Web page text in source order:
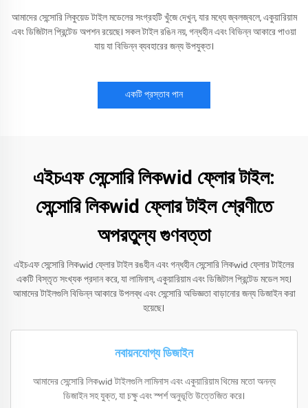
আমাদের সেন্সোরি লিকুয়েড টাইল মডেলের সংগ্রহটি খুঁজে দেখুন, যার মধ্যে জ্বলজ্বলে, একুয়ারিয়াম
এবং ডিজিটাল প্রিন্টেড অপশন রয়েছে। সকল টাইল রঙিন নয়, গন্ধহীন এবং বিভিন্ন আকারে পাওয়া
যায় যা বিভিন্ন ব্যবহারের জন্য উপযুক্ত।
একটি প্রস্তাব পান
এইচএফ সেন্সোরি লিকwid ফ্লোর টাইল:
সেন্সোরি লিকwid ফ্লোর টাইল শ্রেণীতে
অপরতুল্য গুণবত্তা
এইচএফ সেন্সোরি লিকwid ফ্লোর টাইল রঙহীন এবং গন্ধহীন সেন্সোরি লিকwid ফ্লোর টাইলের
একটি বিস্তৃত সংখ্যক প্রদান করে, যা লামিনাস, একুয়ারিয়াম এবং ডিজিটাল প্রিন্টেড মডেল সহ।
আমাদের টাইলগুলি বিভিন্ন আকারে উপলব্ধ এবং সেন্সোরি অভিজ্ঞতা বাড়ানোর জন্য ডিজাইন করা
হয়েছে।
নবায়নযোগ্য ডিজাইন
আমাদের সেন্সোরি লিকwid টাইলগুলি লামিনাস এবং একুয়ারিয়াম থিমের মতো অনন্য
ডিজাইন সহ যুক্ত, যা চক্ষু এবং স্পর্শ অনুভূতি উত্তেজিত করে।